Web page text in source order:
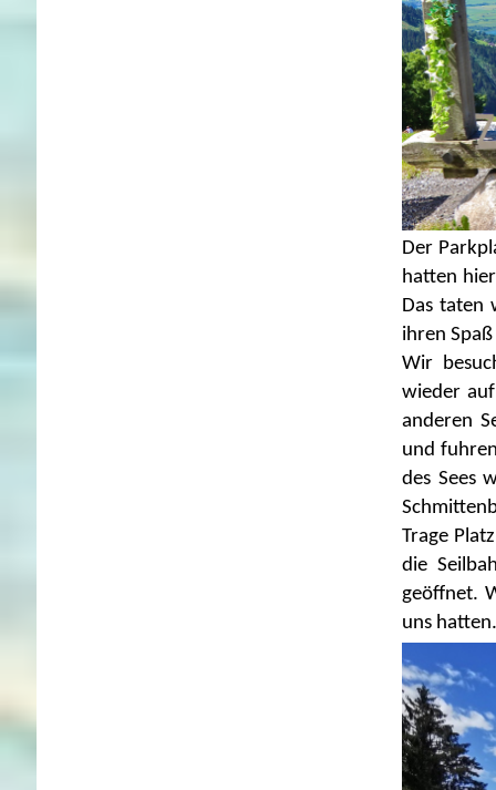
Der
hatten
Das taten
ihren
Wir
wieder
anderen
und
des Sees
Trage
die
geöffnet.
uns